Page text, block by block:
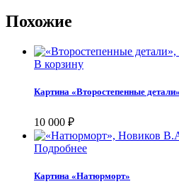
Похожие
В корзину
Картина «Второстепенные детали»
10 000 ₽
Подробнее
Картина «Натюрморт»